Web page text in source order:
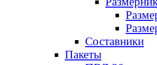
Составники
Пакеты